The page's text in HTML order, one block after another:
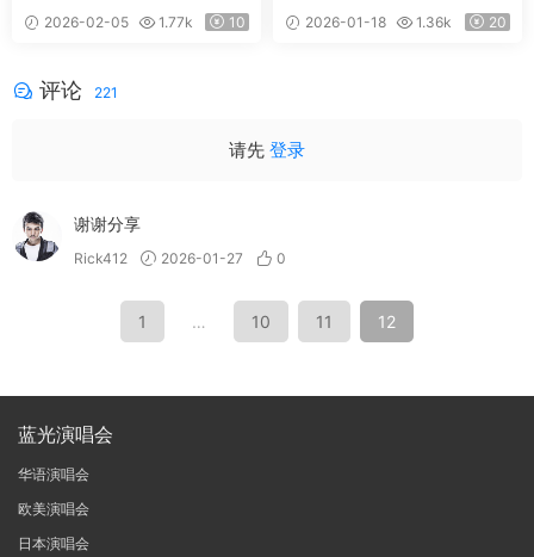
-ray Audio) [BDMV 12.4GB]
2026-02-05 1.77k 10
n) (2022, Blu-ray Audio) [BD
MV 26.9GB]
2026-01-18 1.36k 20
评论 221
请先 登录
谢谢分享
Rick412 2026-01-27 0
1 … 10 11 12
蓝光演唱会
华语演唱会
欧美演唱会
日本演唱会